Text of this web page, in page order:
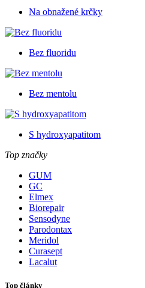
Na obnažené krčky
Bez fluoridu
Bez mentolu
S hydroxyapatitom
Top značky
GUM
GC
Elmex
Biorepair
Sensodyne
Parodontax
Meridol
Curasept
Lacalut
Top články